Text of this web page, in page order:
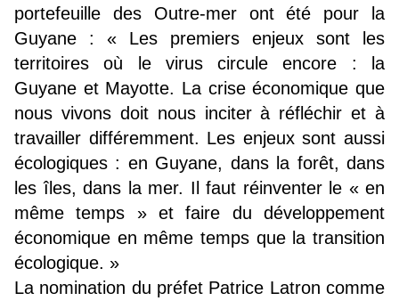
portefeuille des Outre-mer ont été pour la
Guyane : « Les premiers enjeux sont les
territoires où le virus circule encore : la
Guyane et Mayotte. La crise économique que
nous vivons doit nous inciter à réfléchir et à
travailler différemment. Les enjeux sont aussi
écologiques : en Guyane, dans la forêt, dans
les îles, dans la mer. Il faut réinventer le « en
même temps » et faire du développement
économique en même temps que la transition
écologique. »
La nomination du préfet Patrice Latron comme